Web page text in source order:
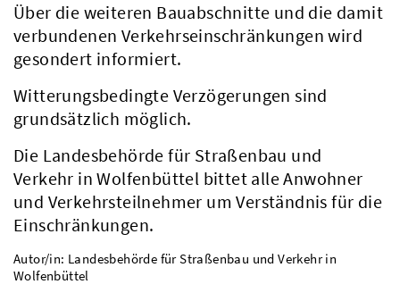
Über die weiteren Bauabschnitte und die damit
verbundenen Verkehrseinschränkungen wird
gesondert informiert.
Witterungsbedingte Verzögerungen sind
grundsätzlich möglich.
Die Landesbehörde für Straßenbau und
Verkehr in Wolfenbüttel bittet alle Anwohner
und Verkehrsteilnehmer um Verständnis für die
Einschränkungen.
Autor/in: Landesbehörde für Straßenbau und Verkehr in
Wolfenbüttel